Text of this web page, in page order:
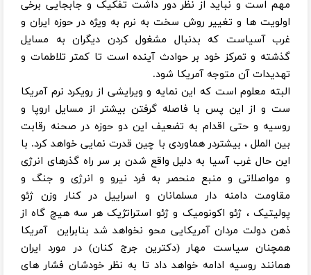
مهم است و نباید از نظر دور داشت تفکیک و جابجایی برخی
اولویت ها و تغییر روش سخت به نرم به ویژه در حوزه ایران و
غرب آسیاست که بدنبال مشغول کردن دیگران به مسایل
گذشته و تمرکز خود بر حوادث آینده است تا کمتر تلاطمات و
تهدیدات آن متوجه آمریکا شود.
البته معلوم است که این نمایه و ویرایشی از رویکرد نرم آمریکا
ست و از این پس با فاصله گرفتن بیشتر از مسایل اروپا و
روسیه و حتی اقدام به تضعیف این دو حوزه در صحنه رقابت
بین الملل ، بیشتردر هماوردی با چین قدرت نمایی خواهد کرد. با
این حال غرب آسیا به دلیل واقع شدن بر سر راه گذرهای انرژی
و مواصلاتی و منبع منحصر به فرد نیرو و انرژی و جنگ و
مقاومت دامنه دار مسلمانان و اسراییل در کنار وزن ژئو
پولیتیک ، ژئو اکونومیک و ژئو استراتژیک هر سه هیچ گاه از
ذهن دولت مردان آمریکایی محو نخواهد شد بنابراین آمریکا
همچنان سیاست مهار (دکترین جرج کنان) در مورد ایران
همانند روسیه ادامه خواهد داد تا به نظر خودشان فشار های